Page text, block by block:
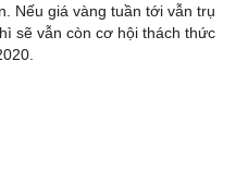
Nếu giá vàng tuần tới vẫn trụ
sẽ vẫn còn cơ hội thách thức